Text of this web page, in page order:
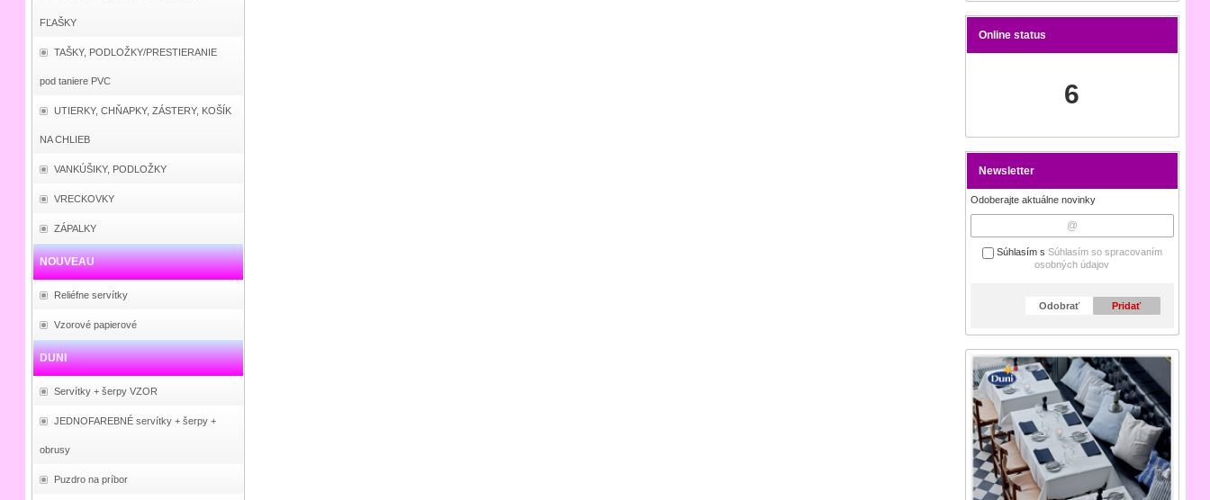
FĽAŠKY
TAŠKY, PODLOŽKY/PRESTIERANIE
pod taniere PVC
UTIERKY, CHŇAPKY, ZÁSTERY, KOŠÍK
NA CHLIEB
VANKÚŠIKY, PODLOŽKY
VRECKOVKY
ZÁPALKY
NOUVEAU
Reliéfne servítky
Vzorové papierové
DUNI
Servítky + šerpy VZOR
JEDNOFAREBNÉ servítky + šerpy +
obrusy
Puzdro na príbor
Online status
6
Newsletter
Odoberajte aktuálne novinky
Súhlasím s Súhlasím so spracovaním
osobných údajov
Odobrať Pridať